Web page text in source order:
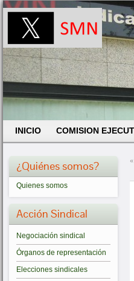
INICIO COMISION
¿Quiénes somos?
Quienes somos
Acción Sindical
Negociación sindical
Órganos de representación
Elecciones sindicales
«